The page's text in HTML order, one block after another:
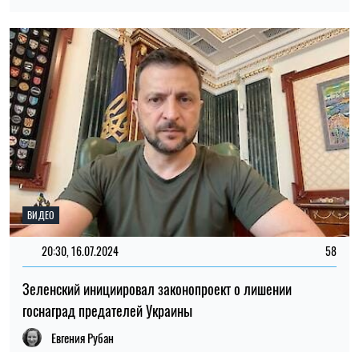
ВИДЕО
20:30, 16.07.2024 58
Зеленский инициировал законопроект о лишении
госнаград предателей Украины
Евгения Рубан